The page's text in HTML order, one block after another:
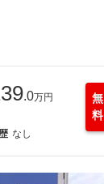
.0万円
なし
無
料